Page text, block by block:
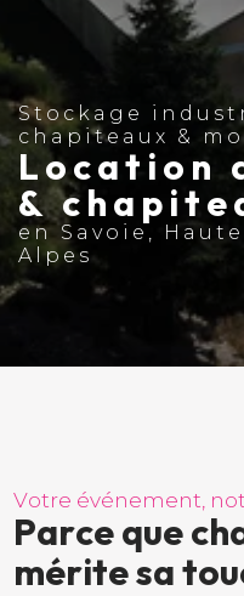
Stockage
chapiteaux &
Location
&
en Savoie,
Alpes
Votre événement, not
Parcequech
méritesatou